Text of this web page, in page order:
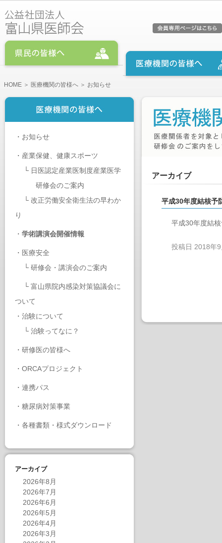
HOME ＞ 医療機関の皆様へ ＞ お知らせ
・ お知らせ
・ 産業保健、健康スポーツ
└ 日医認定産業医制度産業医学
研修会のご案内
└ 改正労働安全衛生法の早わか
り
・ 学術講演会開催情報
・ 医療安全
└ 研修会・講演会のご案内
└ 富山県院内感染対策協議会に
ついて
・ 治験について
└ 治験ってなに？
・ 研修医の皆様へ
・ ORCAプロジェクト
・ 連携パス
・ 糖尿病対策事業
・ 各種書類・様式ダウンロード
アーカイブ
2026年8月
2026年7月
2026年6月
2026年5月
2026年4月
2026年3月
アーカイブ
平成30年度結核予
平成30年度結
投稿日 2018年